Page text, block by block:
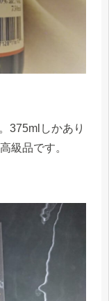
375mlしかあり
級品です。